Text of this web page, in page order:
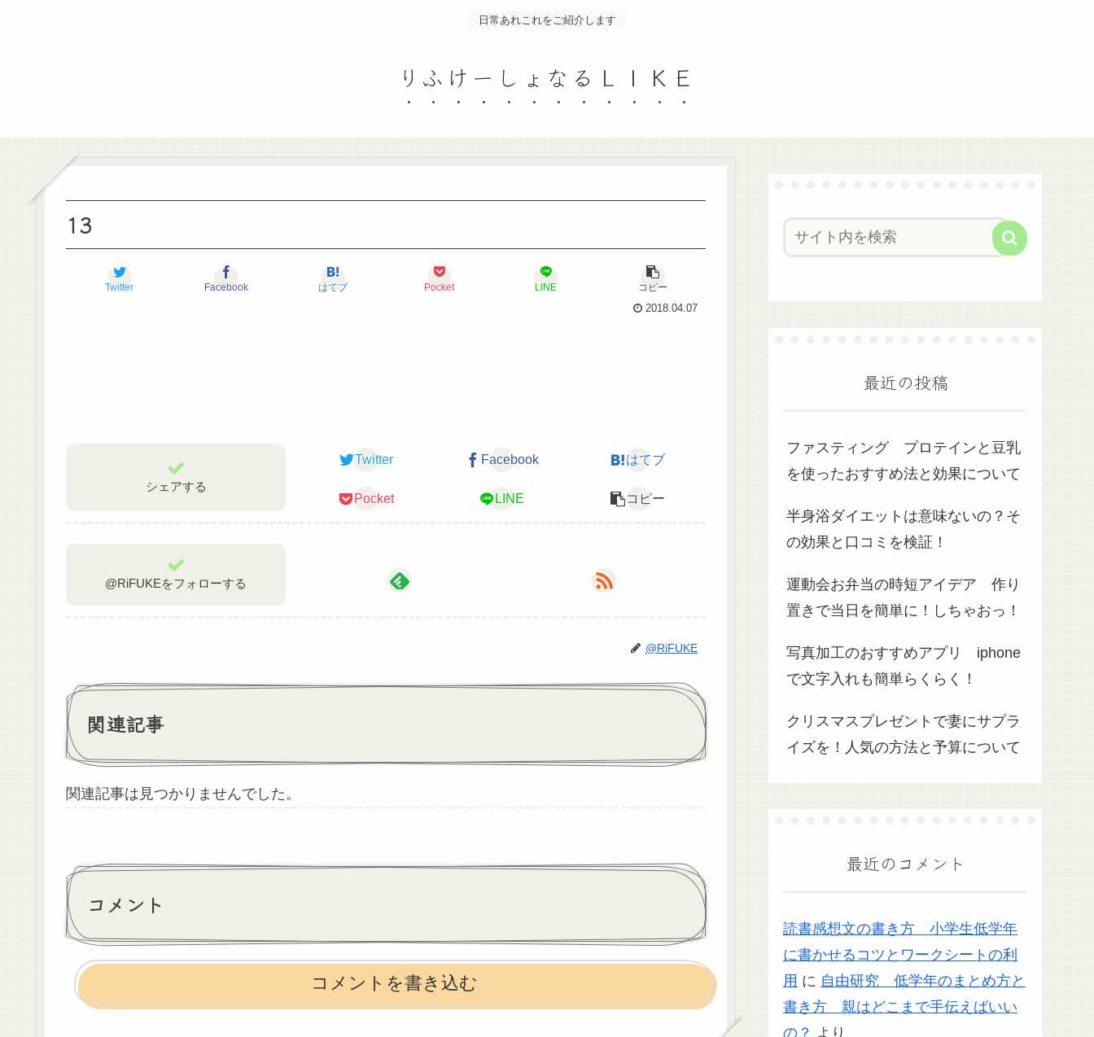
日常あれこれをご紹介します
りふけーしょなるＬＩＫＥ
13
Twitter Facebook はてブ Pocket LINE
コピー
2018.04.07
シェアする
Twitter Facebook はてブ
Pocket LINE コピー
@RiFUKEをフォローする
@RiFUKE
関連記事
関連記事は見つかりませんでした。
コメント
コメントを書き込む
最近の投稿
ファスティング プロテインと豆乳
を使ったおすすめ法と効果について
半身浴ダイエットは意味ないの？そ
の効果と口コミを検証！
運動会お弁当の時短アイデア 作り
置きで当日を簡単に！しちゃおっ！
写真加工のおすすめアプリ iphone
で文字入れも簡単らくらく！
クリスマスプレゼントで妻にサプラ
イズを！人気の方法と予算について
最近のコメント
読書感想文の書き方 小学生低学年
に書かせるコツとワークシートの利
用 に 自由研究 低学年のまとめ方と
書き方 親はどこまで手伝えばいい
の？ より